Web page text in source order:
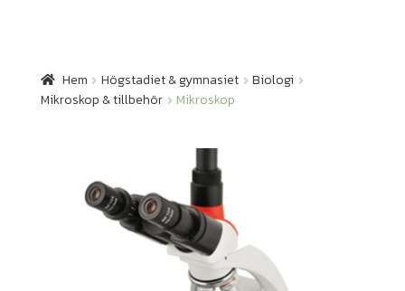
Hem Högstadiet & gymnasiet
Biologi
Mikroskop & tillbehör
Mikroskop